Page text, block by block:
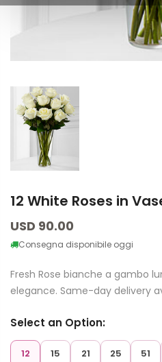
12 White Roses in
USD 90.00
Consegna disponibile oggi
Fresh Rose bianche a gambo
elegance. Same-day delivery
Select an Option:
12 15 21 25 51